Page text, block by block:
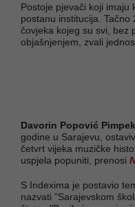
Postoje pjevači koji imaju
postanu institucija.
čovjeka kojeg su svi, bez
objašnjenjem, zvali
Davorin Popović Pimpek
godine u Sarajevu,
četvrt vijeka muzičke
uspjela popuniti, prenosi
S Indexima je postavio
nazvati "Sarajevskom